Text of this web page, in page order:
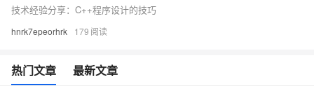
技术经验分享：C++程序设计的技巧
hnrk7epeorhrk 179
热门文章 最新文章